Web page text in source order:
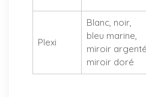
Plexi
Blanc, noir,
bleu marine,
miroir
miroir doré